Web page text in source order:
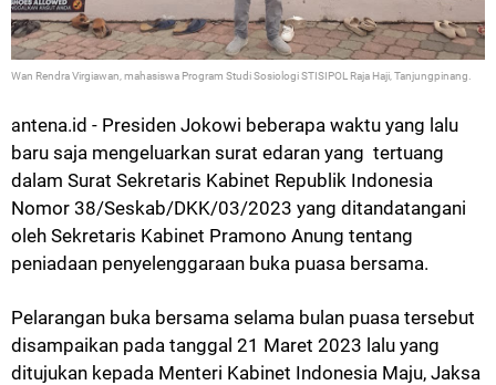
Wan Rendra Virgiawan, mahasiswa Program Studi Sosiologi STISIPOL Raja Haji, Tanjungpinang.
antena.id - Presiden Jokowi beberapa waktu yang lalu
baru saja mengeluarkan surat edaran yang tertuang
dalam Surat Sekretaris Kabinet Republik Indonesia
Nomor 38/Seskab/DKK/03/2023 yang ditandatangani
oleh Sekretaris Kabinet Pramono Anung tentang
peniadaan penyelenggaraan buka puasa bersama.
Pelarangan buka bersama selama bulan puasa tersebut
disampaikan pada tanggal 21 Maret 2023 lalu yang
ditujukan kepada Menteri Kabinet Indonesia Maju, Jaksa